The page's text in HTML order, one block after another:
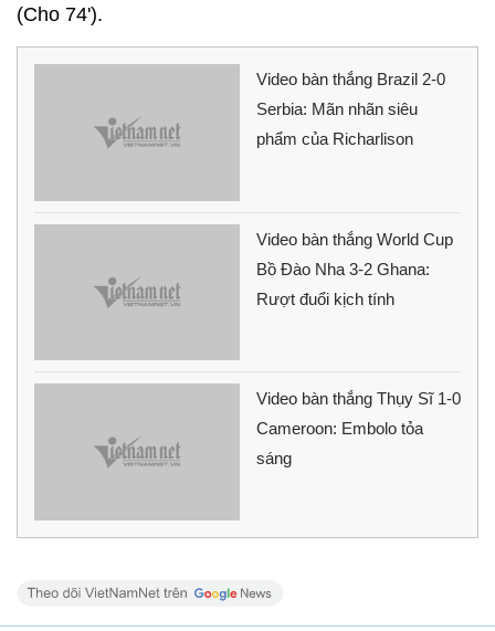
(Cho 74').
Video bàn thắng Brazil 2-0
Serbia: Mãn nhãn siêu
phẩm của Richarlison
Video bàn thắng World Cup
Bồ Đào Nha 3-2 Ghana:
Rượt đuổi kịch tính
Video bàn thắng Thụy Sĩ 1-0
Cameroon: Embolo tỏa
sáng